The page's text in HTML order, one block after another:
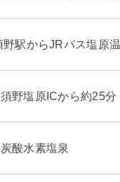
駅からJRバス塩原
野塩原ICから約25分
酸水素塩泉